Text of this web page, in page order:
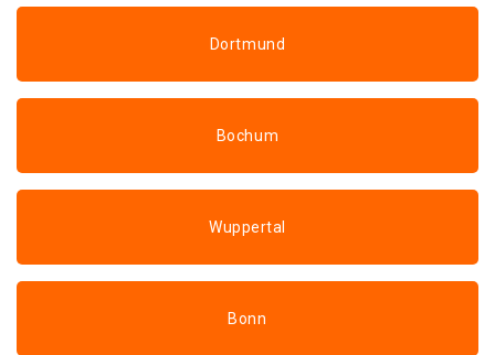
Dortmund
Bochum
Wuppertal
Bonn